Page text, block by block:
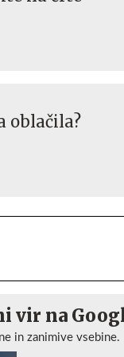
oblačila?
vir na
in zanimive vsebine.